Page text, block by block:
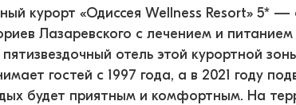
курорт «Одиссея Wellness Resort» 5* —
Лазаревского с лечением и питанием
отель этой курортной
гостей с 1997 года, а в 2021 году
будет приятным и комфортным. На